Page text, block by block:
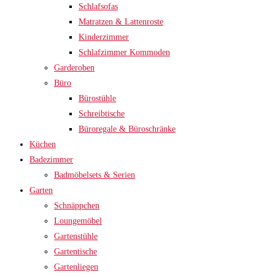
Schlafsofas
Matratzen & Lattenroste
Kinderzimmer
Schlafzimmer Kommoden
Garderoben
Büro
Bürostühle
Schreibtische
Büroregale & Büroschränke
Küchen
Badezimmer
Badmöbelsets & Serien
Garten
Schnäppchen
Loungemöbel
Gartenstühle
Gartentische
Gartenliegen